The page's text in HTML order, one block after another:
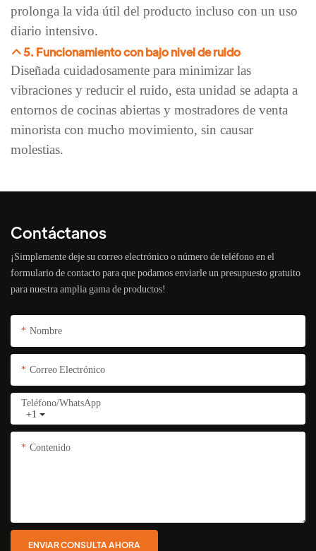
prolonga la vida útil del producto incluso con un uso
diario intensivo.
5. Funcionamiento con bajo nivel de ruido
Diseñada cuidadosamente para minimizar las
vibraciones y reducir el ruido, esta unidad se adapta a
entornos de cocinas abiertas y mostradores de venta
minorista con mucho movimiento, sin causar
molestias.
Contáctanos
¡Simplemente deje su correo electrónico o número de teléfono en el
formulario de contacto para que podamos enviarle un presupuesto gratuito
para nuestra amplia gama de productos!
Nombre
Correo Electrónico
+1
Teléfono/WhatsApp
Contenido
ENVIAR CONSULTA AHORA